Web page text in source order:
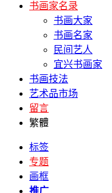
书画家名录
书画大家
书画名家
民间艺人
宜兴书画家
书画技法
艺术品市场
留言
繁體
标签
专题
画框
推广